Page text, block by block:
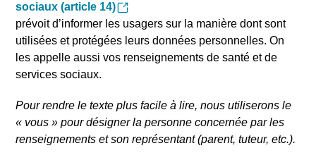
sociaux (article 14)
prévoit d’informer les usagers sur la manière dont sont
utilisées et protégées leurs données personnelles. On
les appelle aussi vos renseignements de santé et de
services sociaux.
Pour rendre le texte plus facile à lire, nous utiliserons le
« vous » pour désigner la personne concernée par les
renseignements et son représentant (parent, tuteur, etc.).